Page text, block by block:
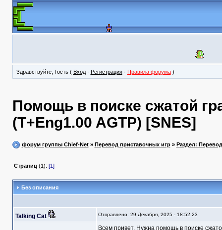
Здравствуйте, Гость ( Вход· Регистрация· Правила форума)
Помощь в поиске сжатой
(T+Eng1.00 AGTP) [SNES]
форум группы Chief-Net» Перевод приставочных игр» Раздел:
Страниц (1): [1]
Без описания
Talking Cat Отправлено: 29 Декабря, 2025 - 18:52:23
Всем привет. Нужна помощь в поиске